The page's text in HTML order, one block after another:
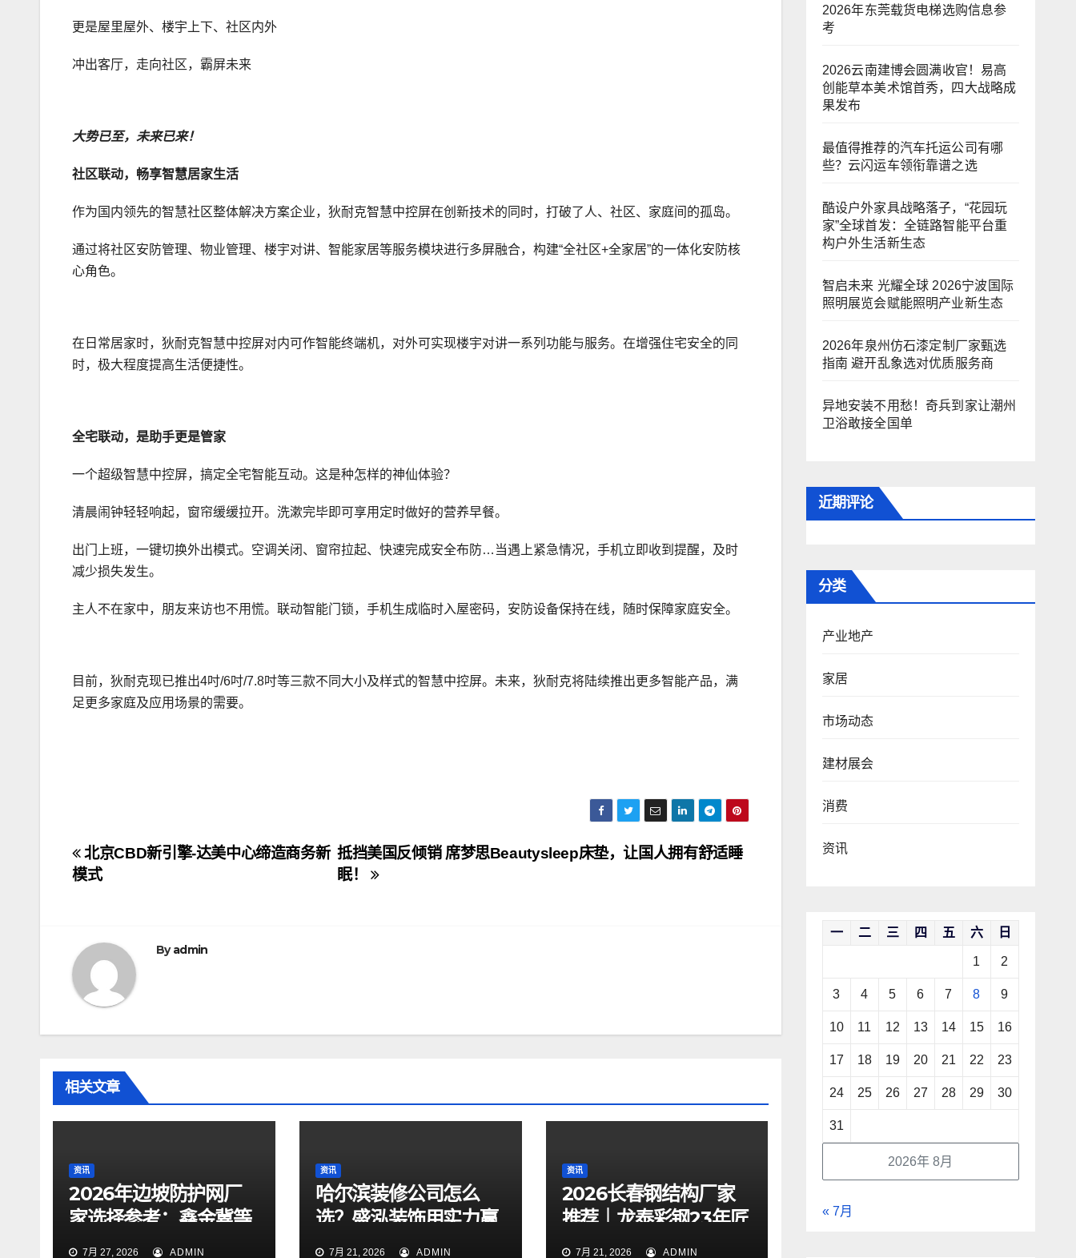
更是屋里屋外、楼宇上下、社区内外
冲出客厅，走向社区，霸屏未来
大势已至，未来已来！
社区联动，畅享智慧居家生活
作为国内领先的智慧社区整体解决方案企业，狄耐克智慧中控屏在创新技术的同时，打破了人、社区、家庭间的孤岛。
通过将社区安防管理、物业管理、楼宇对讲、智能家居等服务模块进行多屏融合，构建“全社区+全家居”的一体化安防核
心角色。
在日常居家时，狄耐克智慧中控屏对内可作智能终端机，对外可实现楼宇对讲一系列功能与服务。在增强住宅安全的同
时，极大程度提高生活便捷性。
全宅联动，是助手更是管家
一个超级智慧中控屏，搞定全宅智能互动。这是种怎样的神仙体验？
清晨闹钟轻轻响起，窗帘缓缓拉开。洗漱完毕即可享用定时做好的营养早餐。
出门上班，一键切换外出模式。空调关闭、窗帘拉起、快速完成安全布防…当遇上紧急情况，手机立即收到提醒，及时
减少损失发生。
主人不在家中，朋友来访也不用慌。联动智能门锁，手机生成临时入屋密码，安防设备保持在线，随时保障家庭安全。
目前，狄耐克现已推出4吋/6吋/7.8吋等三款不同大小及样式的智慧中控屏。未来，狄耐克将陆续推出更多智能产品，满
足更多家庭及应用场景的需要。
文
章
航
抵挡美国反倾销 席梦思Beautysleep床垫，让国人拥有舒适睡
眠！
北京CBD新引擎-达美中心缔造商务新
模式
Byadmin
相关文章
资讯
2026年边坡防护网厂
家选择参考：鑫金冀等
企业业务梳理与行业观
7月 27, 2026 ADMIN
资讯
哈尔滨装修公司怎么
选？盛泓装饰用实力赢
口碑
7月 21, 2026 ADMIN
资讯
2026长春钢结构厂家
推荐｜龙泰彩钢23年匠
心靠谱、三杰钢规模化
7月 21, 2026 ADMIN
2026年东莞载货电梯选购信息参
考
2026云南建博会圆满收官！易高
创能草本美术馆首秀，四大战略成
果发布
最值得推荐的汽车托运公司有哪
些？云闪运车领衔靠谱之选
酷设户外家具战略落子，“花园玩
家”全球首发：全链路智能平台重
构户外生活新生态
智启未来 光耀全球 2026宁波国际
照明展览会赋能照明产业新生态
2026年泉州仿石漆定制厂家甄选
指南 避开乱象选对优质服务商
异地安装不用愁！奇兵到家让潮州
卫浴敢接全国单
近期评论
分类
产业地产
家居
市场动态
建材展会
消费
资讯
2026年 8月
一 二 三 四 五 六 日
1 2
3 4 5 6 7 8 9
10 11 12 13 14 15 16
17 18 19 20 21 22 23
24 25 26 27 28 29 30
31
« 7月